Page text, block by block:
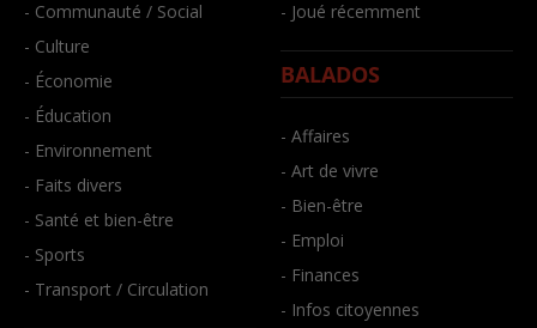
- Communauté / Social
- Culture
- Économie
- Éducation
- Environnement
- Faits divers
- Santé et bien-être
- Sports
- Transport / Circulation
- Joué récemment
BALADOS
- Affaires
- Art de vivre
- Bien-être
- Emploi
- Finances
- Infos citoyennes